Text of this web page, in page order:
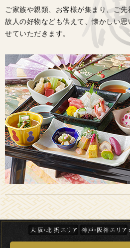
ご家族や親類、お客様が集まり、ご先
故人の好物なども供えて、懐かしい思
せていただきます。